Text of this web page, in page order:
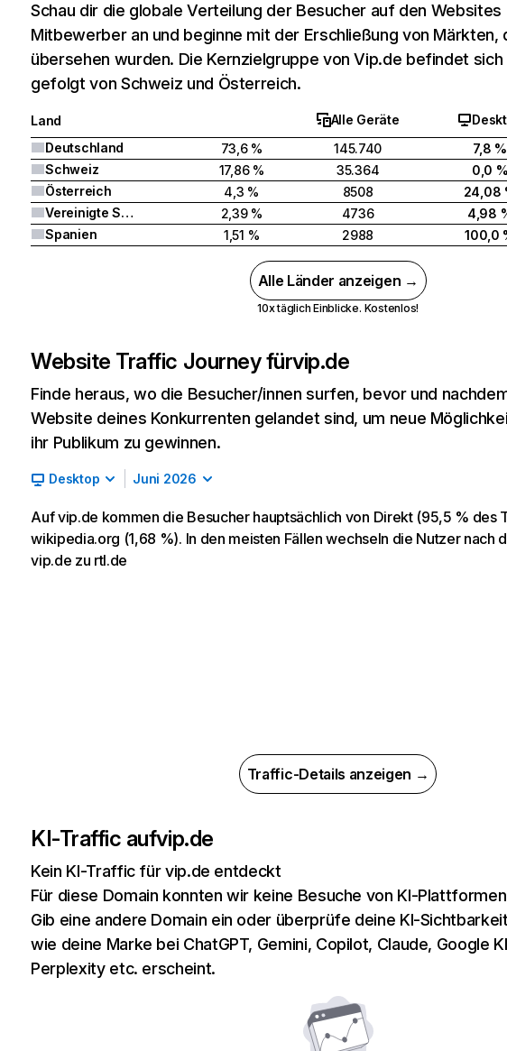
Schau dir die globale Verteilung der Besucher auf den Websites
Mitbewerber an und beginne mit der Erschließung von Märkten,
übersehen wurden. Die Kernzielgruppe von Vip.de befindet sich
gefolgt von Schweiz und Österreich.
Land Alle Geräte
Deutschland
73,6 % 145.740
7,8 %
Schweiz
17,86 % 35.364
0,0
Österreich
4,3 % 8508
24,08
Vereinigte Staaten
2,39 % 4736
4,98
Spanien
1,51 % 2988 100,0
Alle Länder anzeigen →
10x täglich Einblicke. Kostenlos!
Website Traffic Journey fürvip.de
Finde heraus, wo die Besucher/innen surfen, bevor und
Website deines Konkurrenten gelandet sind, um neue
ihr Publikum zu gewinnen.
Desktop Juni 2026
Auf vip.de kommen die Besucher hauptsächlich von Direkt (95,5 % des
wikipedia.org (1,68 %). In den meisten Fällen wechseln die Nutzer nach
vip.de zu rtl.de
Traffic-Details anzeigen →
KI-Traffic aufvip.de
Kein KI-Traffic für vip.de entdeckt
Für diese Domain konnten wir keine Besuche von KI-
Gib eine andere Domain ein oder überprüfe deine KI-
wie deine Marke bei ChatGPT, Gemini, Copilot, Claude, Google
Perplexity etc. erscheint.